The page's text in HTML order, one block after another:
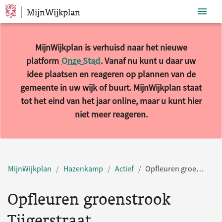
Sla navigatie over
MijnWijkplan
MijnWijkplan is verhuisd naar het nieuwe
platform Onze Stad. Vanaf nu kunt u daar uw
idee plaatsen en reageren op plannen van de
gemeente in uw wijk of buurt. MijnWijkplan staat
tot het eind van het jaar online, maar u kunt hier
niet meer reageren.
MijnWijkplan Hazenkamp Actief Opfleuren groenstrook Tijgerstraat
Opfleuren groenstrook